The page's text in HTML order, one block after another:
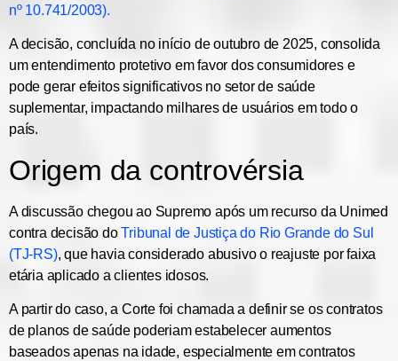
nº 10.741/2003).
A decisão, concluída no início de outubro de 2025, consolida
umentendimento protetivo em favor dos consumidorese
pode gerar efeitos significativos no setor de saúde
suplementar, impactando milhares de usuários em todo o
país.
Origem da controvérsia
A discussão chegou ao Supremo após um recurso da Unimed
contra decisão doTribunal de Justiça do Rio Grande do Sul
(TJ-RS), que havia considerado abusivo o reajuste por faixa
etária aplicado a clientes idosos.
A partir do caso, a Corte foi chamada a definir se os contratos
de planos de saúde poderiam estabelecer aumentos
baseados apenas na idade, especialmente em contratos